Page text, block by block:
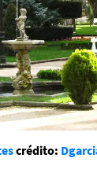
crédito: